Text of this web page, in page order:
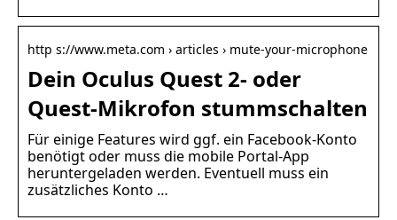
http s://www.meta.com › articles › mute-your-microphone
Dein Oculus Quest 2- oder
Quest-Mikrofon stummschalten
Für einige Features wird ggf. ein Facebook-Konto
benötigt oder muss die mobile Portal-App
heruntergeladen werden. Eventuell muss ein
zusätzliches Konto …